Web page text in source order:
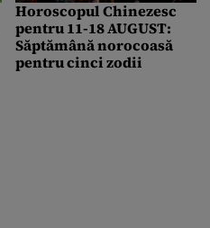
Horoscopul Chinezesc
pentru 11-18 AUGUST:
Săptămână norocoasă
pentru cinci zodii